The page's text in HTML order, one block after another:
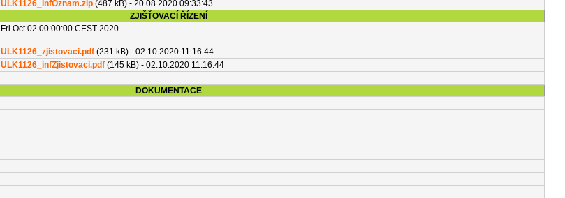
ULK1126_infOznam.zip (487 kB) - 20.08.2020 09:33:43
ZJIŠŤOVACÍ ŘÍZENÍ
Fri Oct 02 00:00:00 CEST 2020
ULK1126_zjistovaci.pdf (231 kB) - 02.10.2020 11:16:44
ULK1126_infZjistovaci.pdf (145 kB) - 02.10.2020 11:16:44
DOKUMENTACE